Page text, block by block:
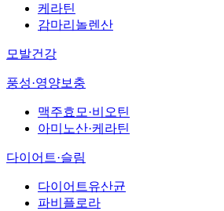
케라틴
감마리놀렌산
모발건강
풍성·영양보충
맥주효모·비오틴
아미노산·케라틴
다이어트·슬림
다이어트유산균
파비플로라